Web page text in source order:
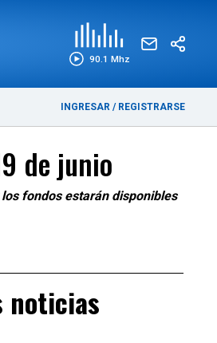
90.1 Mhz
INGRESAR / REGISTRARSE
de junio
fondos estarán disponibles
noticias